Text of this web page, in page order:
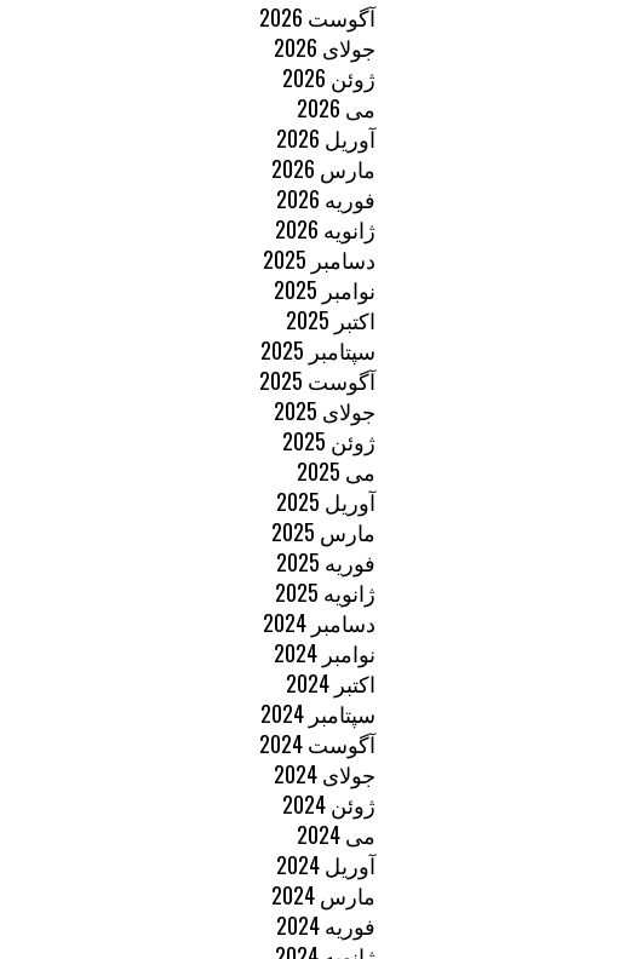
آگوست 2026
جولای 2026
ژوئن 2026
می 2026
آوریل 2026
مارس 2026
فوریه 2026
ژانویه 2026
دسامبر 2025
نوامبر 2025
اکتبر 2025
سپتامبر 2025
آگوست 2025
جولای 2025
ژوئن 2025
می 2025
آوریل 2025
مارس 2025
فوریه 2025
ژانویه 2025
دسامبر 2024
نوامبر 2024
اکتبر 2024
سپتامبر 2024
آگوست 2024
جولای 2024
ژوئن 2024
می 2024
آوریل 2024
مارس 2024
فوریه 2024